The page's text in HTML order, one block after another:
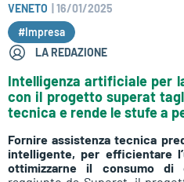
VENETO
16/01/2025
#Impresa
LA REDAZIONE
Intelligenza artificiale per
con il progetto superat
tecnica e rende le stufe a
Fornire assistenza tecnica
intelligente, per efficientare
ottimizzarne il consumo di